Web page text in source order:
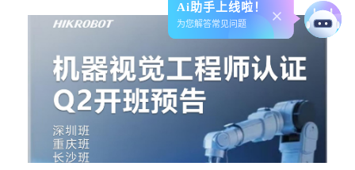
Ai助手上线啦！
为您解答常见问题